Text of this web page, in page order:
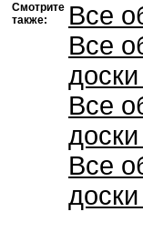
Смотрите
также:
Все
Все
Все
Все